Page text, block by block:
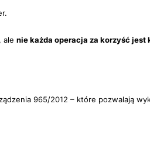
, ale nie każda operacja za korzyść jest
965/2012 – które pozwalają